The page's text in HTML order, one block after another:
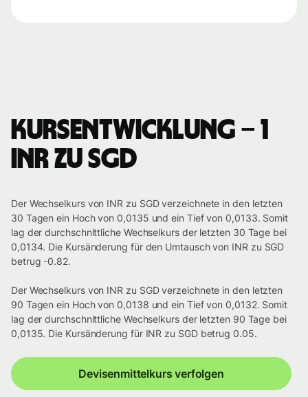
Kursentwicklung – 1
INR zu SGD
Der Wechselkurs von INR zu SGD verzeichnete in den letzten
30 Tagen ein Hoch von 0,0135 und ein Tief von 0,0133. Somit
lag der durchschnittliche Wechselkurs der letzten 30 Tage bei
0,0134. Die Kursänderung für den Umtausch von INR zu SGD
betrug -0.82.
Der Wechselkurs von INR zu SGD verzeichnete in den letzten
90 Tagen ein Hoch von 0,0138 und ein Tief von 0,0132. Somit
lag der durchschnittliche Wechselkurs der letzten 90 Tage bei
0,0135. Die Kursänderung für INR zu SGD betrug 0.05.
Devisenmittelkurs verfolgen